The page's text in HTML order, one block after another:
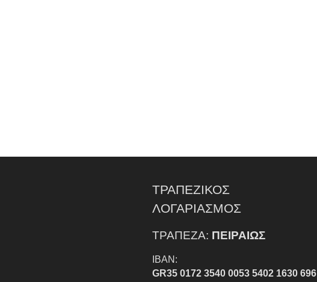
ΤΡΑΠΕΖΙΚΟΣ
ΛΟΓΑΡΙΑΣΜΟΣ
ΤΡΑΠΕΖΑ: ΠΕΙΡΑΙΩΣ
IBAN:
GR35 0172 3540 0053 5402 1630 696